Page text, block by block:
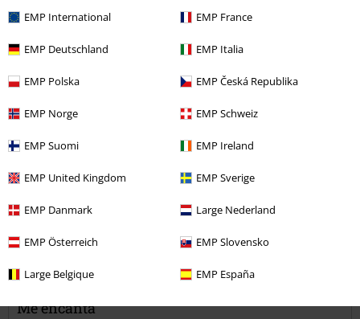
EMP International EMP France
EMP Deutschland EMP Italia
EMP Polska EMP Česká Republika
EMP Norge EMP Schweiz
EMP Suomi EMP Ireland
EMP United Kingdom EMP Sverige
EMP Danmark Large Nederland
EMP Österreich EMP Slovensko
Large Belgique EMP España
¿Te ha sido útil esta opinión?
Alexandra G.
Publicado: lunes, 23 diciembre, 2019
Talla comprada: M
Me encanta